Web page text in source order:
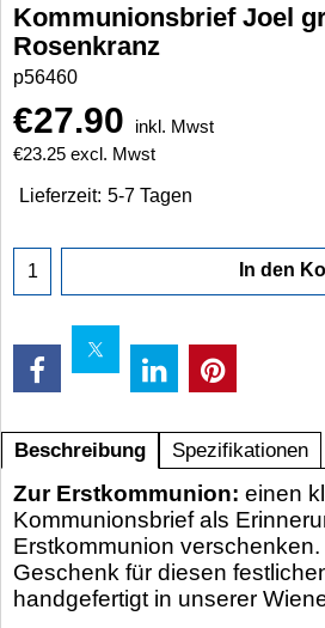
Kommunionsbrief Joel
Rosenkranz
p56460
€27.90
inkl. Mwst
€23.25 excl. Mwst
Lieferzeit: 5-7 Tagen
In den
Beschreibung Spezifikationen
Zur Erstkommunion: einen
Kommunionsbrief als
Erstkommunion
Geschenk für diesen
handgefertigt in unserer